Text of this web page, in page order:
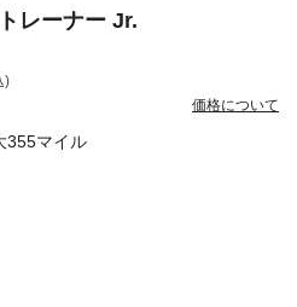
355マイル
レーナー Jr.
)
価格について